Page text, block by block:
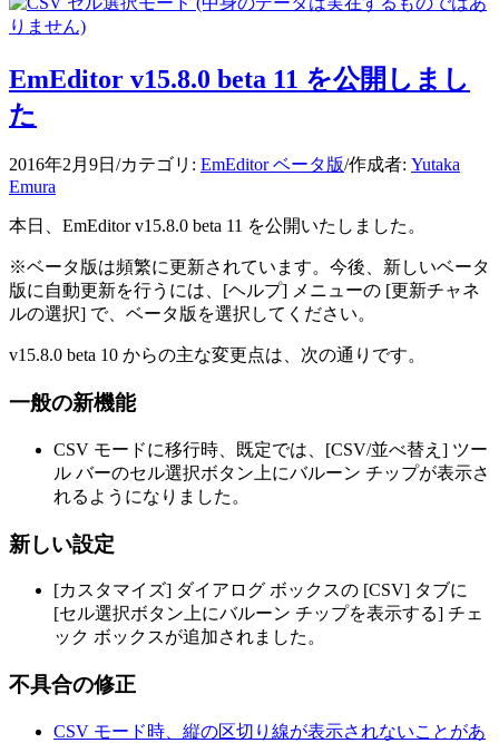
EmEditor v15.8.0 beta 11 を公開しまし
た
2016年2月9日 /カテゴリ: EmEditor ベータ版/作成者: Yutaka
Emura
本日、EmEditor v15.8.0 beta 11 を公開いたしました。
※ベータ版は頻繁に更新されています。今後、新しいベータ
版に自動更新を行うには、[ヘルプ] メニューの [更新チャネ
ルの選択] で、ベータ版を選択してください。
v15.8.0 beta 10 からの主な変更点は、次の通りです。
一般の新機能
CSV モードに移行時、既定では、[CSV/並べ替え] ツー
ル バーのセル選択ボタン上にバルーン チップが表示さ
れるようになりました。
新しい設定
[カスタマイズ] ダイアログ ボックスの [CSV] タブに
[セル選択ボタン上にバルーン チップを表示する] チェ
ック ボックスが追加されました。
不具合の修正
CSV モード時、縦の区切り線が表示されないことがあ